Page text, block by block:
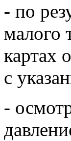
- по
малого
картах
с
-